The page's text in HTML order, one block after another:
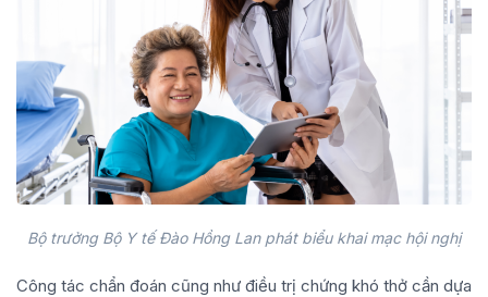
Bộ trưởng Bộ Y tế Đào Hồng Lan phát biểu khai mạc hội nghị
Công tác chẩn đoán cũng như điều trị chứng khó thở cần dựa